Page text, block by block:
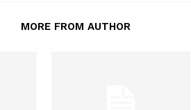
MORE FROM AUTHOR